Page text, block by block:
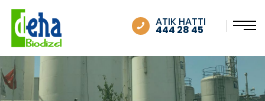
ATIK HATTI
444 28 45
SOSYAL SORUMLULUK